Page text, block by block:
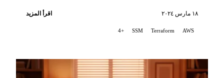
١٨ مارس ٢٠٢٤ اقرأ المزيد
AWS
Terraform
SSM
+4